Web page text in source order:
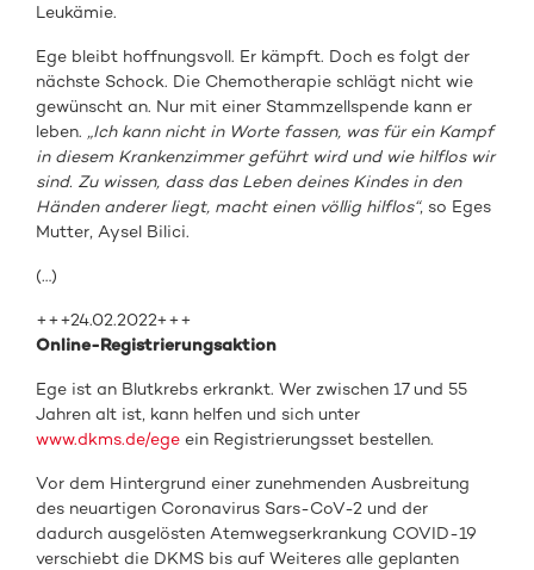
Leukämie.
Ege bleibt hoffnungsvoll. Er kämpft. Doch es folgt der
nächste Schock. Die Chemotherapie schlägt nicht wie
gewünscht an. Nur mit einer Stammzellspende kann er
leben. „Ich kann nicht in Worte fassen, was für ein Kampf
in diesem Krankenzimmer geführt wird und wie hilflos wir
sind. Zu wissen, dass das Leben deines Kindes in den
Händen anderer liegt, macht einen völlig hilflos“, so Eges
Mutter, Aysel Bilici.
(…)
+++24.02.2022+++
Online-Registrierungsaktion
Ege ist an Blutkrebs erkrankt. Wer zwischen 17 und 55
Jahren alt ist, kann helfen und sich unter
www.dkms.de/ege ein Registrierungsset bestellen.
Vor dem Hintergrund einer zunehmenden Ausbreitung
des neuartigen Coronavirus Sars-CoV-2 und der
dadurch ausgelösten Atemwegserkrankung COVID-19
verschiebt die DKMS bis auf Weiteres alle geplanten